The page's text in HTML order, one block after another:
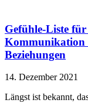
Gefühle-Liste für
Kommunikation
Beziehungen
14. Dezember 2021
Längst ist bekannt,